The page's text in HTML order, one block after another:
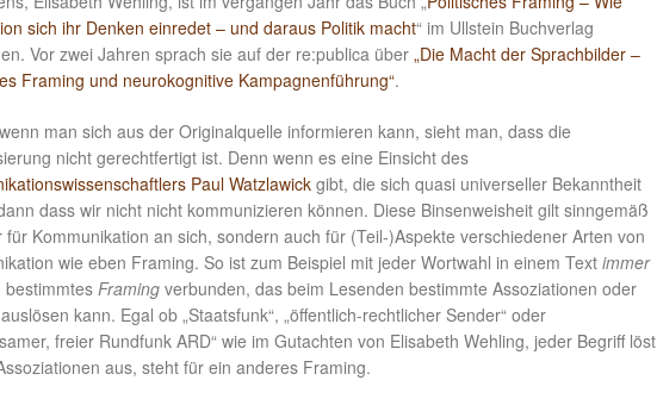
sich ihr Denken einredet – und daraus Politik macht“ im Ullstein Buchverlag
Vor zwei Jahren sprach sie auf der re:publica über „Die Macht der Sprachbilder –
Framing und neurokognitive Kampagnenführung“.
man sich aus der Originalquelle informieren kann, sieht man, dass die
nicht gerechtfertigt ist. Denn wenn es eine Einsicht des
Paul Watzlawick gibt, die sich quasi universeller Bekanntheit
dass wir nicht nicht kommunizieren können. Diese Binsenweisheit gilt sinngemäß
für Kommunikation an sich, sondern auch für (Teil-)Aspekte verschiedener Arten von
wie eben Framing. So ist zum Beispiel mit jeder Wortwahl in einem Text immer
bestimmtesFraming verbunden, das beim Lesenden bestimmte Assoziationen oder
kann. Egal ob „Staatsfunk“, „öffentlich-rechtlicher Sender“ oder
freier Rundfunk ARD“ wie im Gutachten von Elisabeth Wehling, jeder Begriff löst
aus, steht für ein anderes Framing.